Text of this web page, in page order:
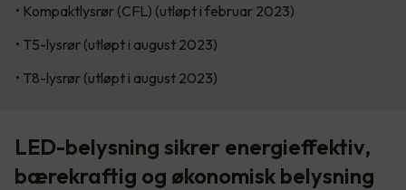
• Kompaktlysrør (CFL) (utløpt i februar 2023)
• T5-lysrør (utløpt i august 2023)
• T8-lysrør (utløpt i august 2023)
LED-belysning sikrer energieffektiv,
bærekraftig og økonomisk belysning